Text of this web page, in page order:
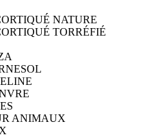
NATURE
TORRÉFIÉ
ANIMAUX